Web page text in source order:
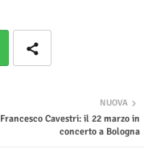
NUOVA
Francesco Cavestri: il 22 marzo in
concerto a Bologna